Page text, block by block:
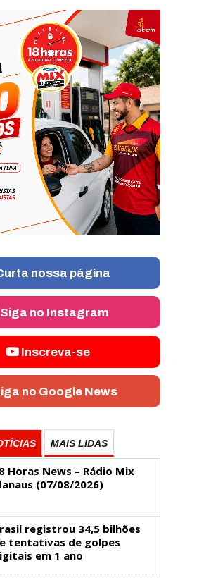
nossa página
Siga no Instagram
Inscreva-se
no Google News
MAIS LIDAS
Horas News​​​​​​​​​​​​ – Rádio Mix
(07/08/2026)
registrou 34,5 bilhões
tentativas de golpes
em 1 ano